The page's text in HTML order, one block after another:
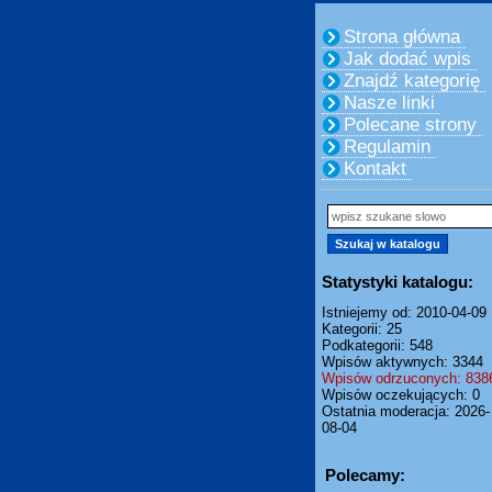
Strona główna
Jak dodać wpis
Znajdź kategorię
Nasze linki
Polecane strony
Regulamin
Kontakt
Statystyki katalogu:
Istniejemy od: 2010-04-09
Kategorii: 25
Podkategorii: 548
Wpisów aktywnych: 3344
Wpisów odrzuconych:
Wpisów oczekujących: 0
Ostatnia moderacja: 2026-
08-04
Polecamy: